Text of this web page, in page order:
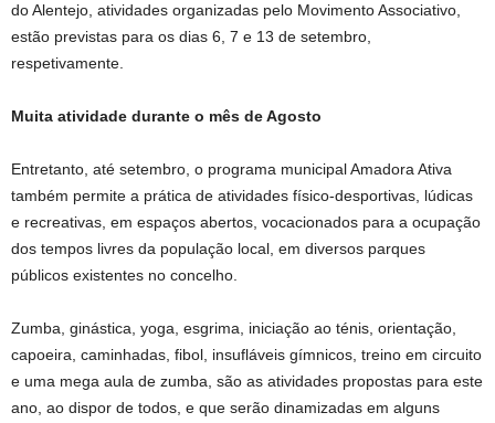
do Alentejo, atividades organizadas pelo Movimento Associativo,
estão previstas para os dias 6, 7 e 13 de setembro,
respetivamente.
Muita atividade durante o mês de Agosto
Entretanto, até setembro, o programa municipal Amadora Ativa
também permite a prática de atividades físico-desportivas, lúdicas
e recreativas, em espaços abertos, vocacionados para a ocupação
dos tempos livres da população local, em diversos parques
públicos existentes no concelho.
Zumba, ginástica, yoga, esgrima, iniciação ao ténis, orientação,
capoeira, caminhadas, fibol, insufláveis gímnicos, treino em circuito
e uma mega aula de zumba, são as atividades propostas para este
ano, ao dispor de todos, e que serão dinamizadas em alguns